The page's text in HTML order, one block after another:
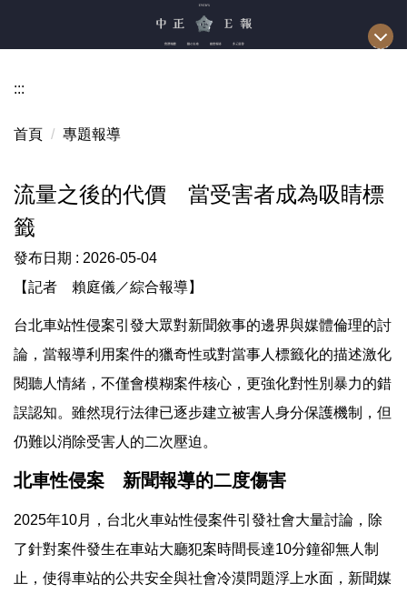
區
:::
首頁 專題報導
流量之後的代價 當受害者成為吸睛標
籤
發布日期 : 2026-05-04
【記者 賴庭儀／綜合報導】
台北車站性侵案引發大眾對新聞敘事的邊界與媒體倫理的討
論，當報導利用案件的獵奇性或對當事人標籤化的描述激化
閱聽人情緒，不僅會模糊案件核心，更強化對性別暴力的錯
誤認知。雖然現行法律已逐步建立被害人身分保護機制，但
仍難以消除受害人的二次壓迫。
北車性侵案 新聞報導的二度傷害
2025年10月，台北火車站性侵案件引發社會大量討論，除
了針對案件發生在車站大廳犯案時間長達10分鐘卻無人制
止，使得車站的公共安全與社會冷漠問題浮上水面，新聞媒